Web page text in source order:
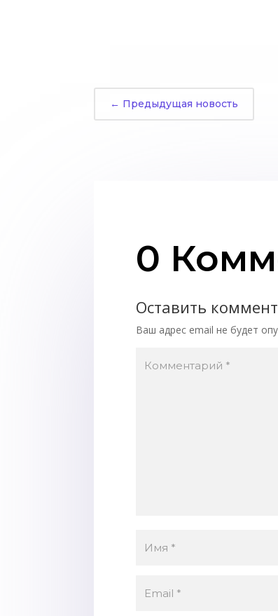
← Предыдущая новость
0
Оставить
Ваш адрес email не будет